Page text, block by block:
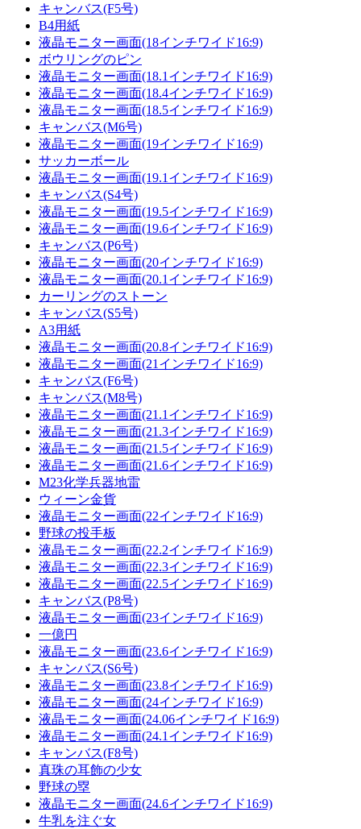
キャンバス(F5号)
B4用紙
液晶モニター画面(18インチワイド16:9)
ボウリングのピン
液晶モニター画面(18.1インチワイド16:9)
液晶モニター画面(18.4インチワイド16:9)
液晶モニター画面(18.5インチワイド16:9)
キャンバス(M6号)
液晶モニター画面(19インチワイド16:9)
サッカーボール
液晶モニター画面(19.1インチワイド16:9)
キャンバス(S4号)
液晶モニター画面(19.5インチワイド16:9)
液晶モニター画面(19.6インチワイド16:9)
キャンバス(P6号)
液晶モニター画面(20インチワイド16:9)
液晶モニター画面(20.1インチワイド16:9)
カーリングのストーン
キャンバス(S5号)
A3用紙
液晶モニター画面(20.8インチワイド16:9)
液晶モニター画面(21インチワイド16:9)
キャンバス(F6号)
キャンバス(M8号)
液晶モニター画面(21.1インチワイド16:9)
液晶モニター画面(21.3インチワイド16:9)
液晶モニター画面(21.5インチワイド16:9)
液晶モニター画面(21.6インチワイド16:9)
M23化学兵器地雷
ウィーン金貨
液晶モニター画面(22インチワイド16:9)
野球の投手板
液晶モニター画面(22.2インチワイド16:9)
液晶モニター画面(22.3インチワイド16:9)
液晶モニター画面(22.5インチワイド16:9)
キャンバス(P8号)
液晶モニター画面(23インチワイド16:9)
一億円
液晶モニター画面(23.6インチワイド16:9)
キャンバス(S6号)
液晶モニター画面(23.8インチワイド16:9)
液晶モニター画面(24インチワイド16:9)
液晶モニター画面(24.06インチワイド16:9)
液晶モニター画面(24.1インチワイド16:9)
キャンバス(F8号)
真珠の耳飾の少女
野球の塁
液晶モニター画面(24.6インチワイド16:9)
牛乳を注ぐ女